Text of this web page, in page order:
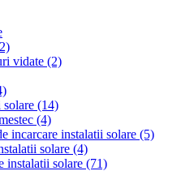
vidate (2)
solare (14)
(4)
incarcare instalatii solare (5)
solare (4)
instalatii solare (71)